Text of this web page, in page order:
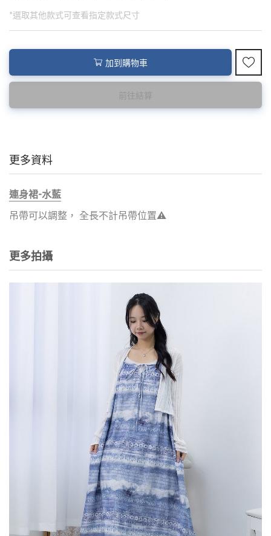
*選取其他款式可查看指定款式尺寸
此為預購品
<預購款>因為韓國東大門8月暑假關係， 預購款會於8月18日
後才陸續返貨⚠️
此為減價貨品
特價品不設退換，購買前請先確認所列出的尺碼是否合適。
加到購物車
前往結算
更多資料
連身裙-水藍
吊帶可以調整， 全長不計吊帶位置⚠️
更多拍攝